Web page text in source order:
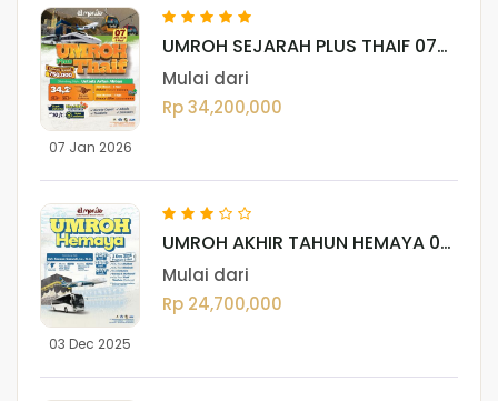
07 Jan 2026
UMROH SEJARAH PLUS THAIF 07
JANUARI 2026
Mulai dari
Rp 34,200,000
03 Dec 2025
UMROH AKHIR TAHUN HEMAYA 06
- 03 DESEMBER 2025
Mulai dari
Rp 24,700,000